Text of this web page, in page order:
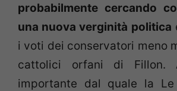
probabilmente cercando
una nuova verginità politica
i voti dei conservatori meno
cattolici orfani di Fillon.
importante dal quale la Le